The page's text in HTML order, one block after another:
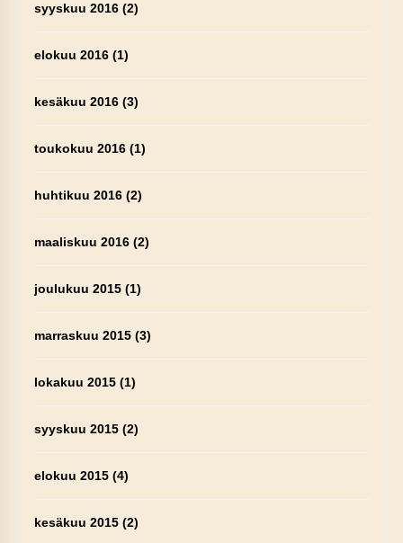
syyskuu 2016(2)
elokuu 2016(1)
kesäkuu 2016(3)
toukokuu 2016(1)
huhtikuu 2016(2)
maaliskuu 2016(2)
joulukuu 2015(1)
marraskuu 2015(3)
lokakuu 2015(1)
syyskuu 2015(2)
elokuu 2015(4)
kesäkuu 2015(2)